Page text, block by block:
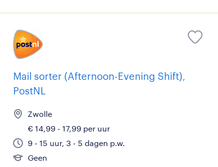
Mail sorter (Afternoon-Evening Shift),
PostNL
Zwolle
€ 14,99 - 17,99 per uur
9 - 15 uur, 3 - 5 dagen p.w.
Geen